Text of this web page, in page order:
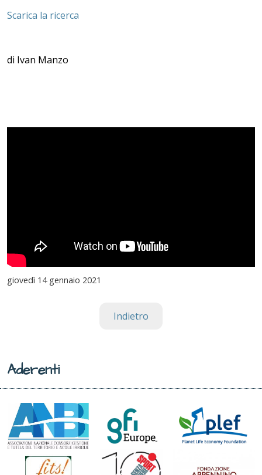
Scarica la ricerca
di Ivan Manzo
giovedì 14 gennaio 2021
Indietro
Aderenti